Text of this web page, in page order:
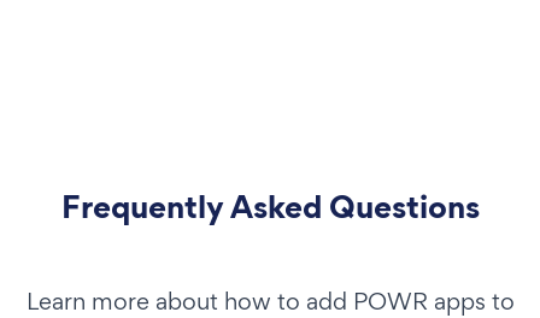
Frequently Asked Questions
Learn more about how to add POWR apps to